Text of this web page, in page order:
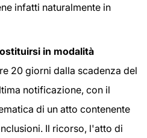
infatti naturalmente in
in modalità
20 giorni dalla scadenza del
notificazione, con il
di un atto contenente
Il ricorso, l'atto di